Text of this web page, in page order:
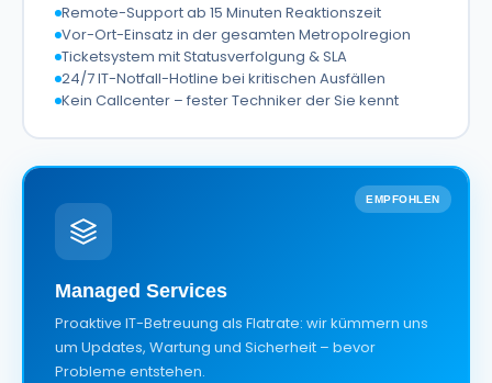
Remote-Support ab 15 Minuten Reaktionszeit
Vor-Ort-Einsatz in der gesamten Metropolregion
Ticketsystem mit Statusverfolgung & SLA
24/7 IT-Notfall-Hotline bei kritischen Ausfällen
Kein Callcenter – fester Techniker der Sie kennt
EMPFOHLEN
Managed Services
Proaktive IT-Betreuung als Flatrate: wir kümmern uns
um Updates, Wartung und Sicherheit – bevor
Probleme entstehen.